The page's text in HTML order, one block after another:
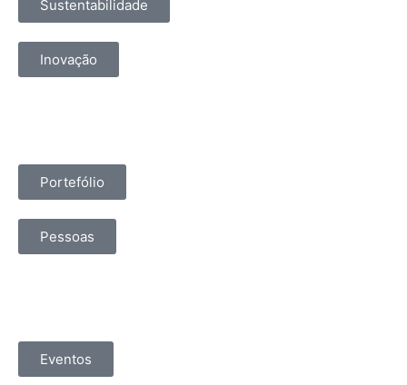
Sustentabilidade
Inovação
Portefólio
Pessoas
Eventos